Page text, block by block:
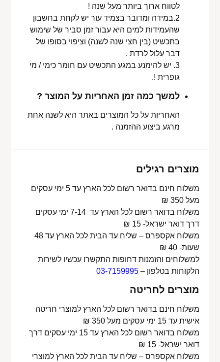
לטווח ארוך ביותר מעל שנה !
2.במידה ומדובר בצמיד עור יש לקחת בחשבון
שהעמידות למים היא עבור זמן סביר של שימוש
בתכשיט (בין חצי שנה לשנה) וציפוי בסופו של
דבר עלול לרדת .
3. יש להימנע במגע התכשיט עם חומר כימי / מי
גופרית !.
למשך כמה זמן האחריות על המוצר ?
האחריות על כל המוצרים באתר היא לשנה אחת
מרגע ביצוע ההזמנה .
מוצרים רגילים
משלוח חינם בדואר רשום לכל הארץ עד 5 ימי עסקים
מעל 350 ₪
משלוח בדואר רשום לכל הארץ עד 7-14 ימי עסקים
דרך דואר ישראל- 15 ₪
משלוח אקספרס – שליח עד הבית לכל הארץ עד 48
שעות- 40 ₪
למשלוחים והזמנות דחופות התקשרו עכשיו לשירות
הלקוחות בטלפון –03-7159995
מוצרים לחריטה
משלוח חינם בדואר רשום לכל הארץ למוצרי חריטה
אישית עד 15 ימי עסקים מעל 350 ₪
משלוח בדואר רשום לכל הארץ עד 15 ימי עסקים דרך
דואר ישראל- 15 ₪
משלוח אקספרס – שליח עד הבית לכל הארץ למוצרי